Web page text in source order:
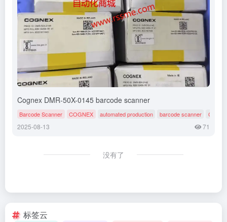
Cognex DMR-50X-0145 barcode scanner
Barcode Scanner COGNEX automated production barcode scanner Cognex
2025-08-13 71
没有了
标签云